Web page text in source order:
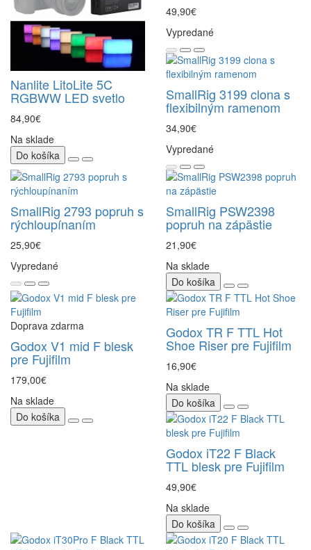
Nanlite LitoLite 5C
RGBWW LED svetlo
84,90€
Na sklade
Do košíka
49,90€
Vypredané
SmallRig 3199 clona s
flexibilným ramenom
34,90€
Vypredané
SmallRig 2793 popruh s
rýchloupínaním
25,90€
Vypredané
SmallRig PSW2398
popruh na zápästie
21,90€
Na sklade
Do košíka
Doprava zdarma
Godox V1 mid F blesk
pre Fujifilm
179,00€
Na sklade
Do košíka
Godox TR F TTL Hot
Shoe Riser pre Fujifilm
16,90€
Na sklade
Do košíka
Godox iT22 F Black
TTL blesk pre Fujifilm
49,90€
Na sklade
Do košíka